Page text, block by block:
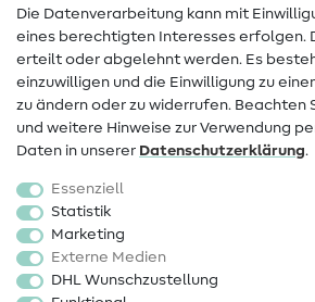
Widerrufsrecht
Beliebt
Stoffe
Sale
Schnittmuster
Die Datenverarbeitung kann mit
eines berechtigten Interesses erfolgen.
erteilt oder abgelehnt werden. Es
einzuwilligen und die Einwilligung zu
zu ändern oder zu widerrufen. Beachten
und weitere Hinweise zur Verwendung
Daten in unserer Daten­schutz­erklärung.
Essenziell
Statistik
Marketing
Externe Medien
DHL Wunschzustellung